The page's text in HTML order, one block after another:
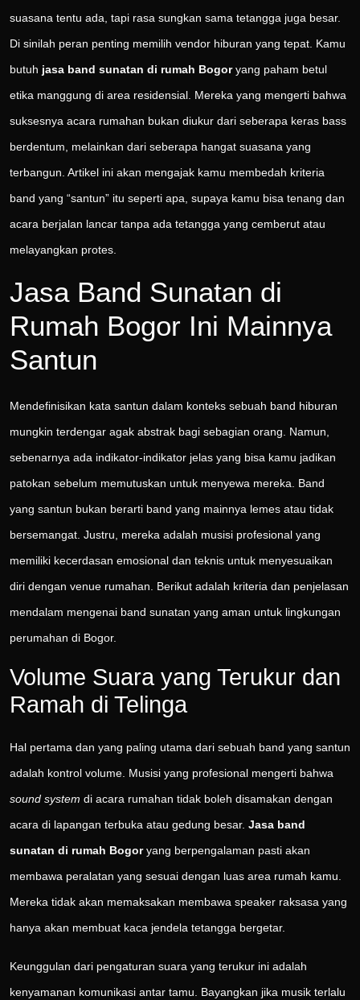
suasana tentu ada, tapi rasa sungkan sama tetangga juga besar.
Di sinilah peran penting memilih vendor hiburan yang tepat. Kamu
butuh jasa band sunatan di rumah Bogoryang paham betul
etika manggung di area residensial. Mereka yang mengerti bahwa
suksesnya acara rumahan bukan diukur dari seberapa keras bass
berdentum, melainkan dari seberapa hangat suasana yang
terbangun. Artikel ini akan mengajak kamu membedah kriteria
band yang “santun” itu seperti apa, supaya kamu bisa tenang dan
acara berjalan lancar tanpa ada tetangga yang cemberut atau
melayangkan protes.
Jasa Band Sunatan di
Rumah Bogor Ini Mainnya
Santun
Mendefinisikan kata santun dalam konteks sebuah band hiburan
mungkin terdengar agak abstrak bagi sebagian orang. Namun,
sebenarnya ada indikator-indikator jelas yang bisa kamu jadikan
patokan sebelum memutuskan untuk menyewa mereka. Band
yang santun bukan berarti band yang mainnya lemes atau tidak
bersemangat. Justru, mereka adalah musisi profesional yang
memiliki kecerdasan emosional dan teknis untuk menyesuaikan
diri dengan venue rumahan. Berikut adalah kriteria dan penjelasan
mendalam mengenai band sunatan yang aman untuk lingkungan
perumahan di Bogor.
Volume Suara yang Terukur dan
Ramah di Telinga
Hal pertama dan yang paling utama dari sebuah band yang santun
adalah kontrol volume. Musisi yang profesional mengerti bahwa
sound system di acara rumahan tidak boleh disamakan dengan
acara di lapangan terbuka atau gedung besar. Jasa band
sunatan di rumah Bogoryang berpengalaman pasti akan
membawa peralatan yang sesuai dengan luas area rumah kamu.
Mereka tidak akan memaksakan membawa speaker raksasa yang
hanya akan membuat kaca jendela tetangga bergetar.
Keunggulan dari pengaturan suara yang terukur ini adalah
kenyamanan komunikasi antar tamu. Bayangkan jika musik terlalu